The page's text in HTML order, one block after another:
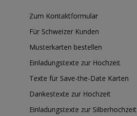
Zum Kontaktformular
Für Schweizer Kunden
Musterkarten bestellen
Einladungstexte zur Hochzeit
Texte für Save-the-Date Karten
Dankestexte zur Hochzeit
Einladungstexte zur Silberhochzeit